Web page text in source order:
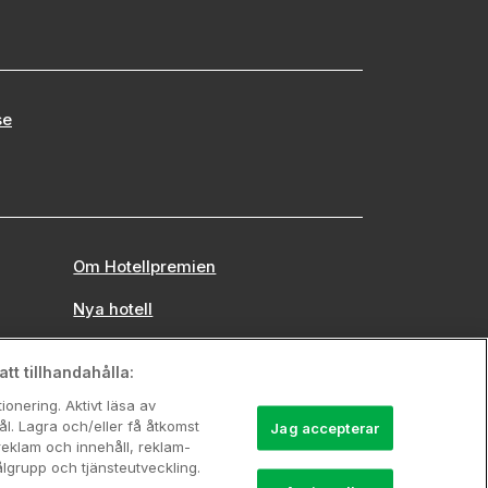
Om Hotellpremien
Nya hotell
tillhandahålla:
Aktivt läsa av
Lagra och/eller få åtkomst
och innehåll, reklam-
och tjänsteutveckling.
Jag accepterar